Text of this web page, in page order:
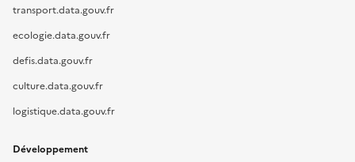
transport.data.gouv.fr
ecologie.data.gouv.fr
defis.data.gouv.fr
culture.data.gouv.fr
logistique.data.gouv.fr
Développement